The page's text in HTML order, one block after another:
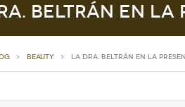
Beltrán en la
Beauty La Dra. Beltrán en la